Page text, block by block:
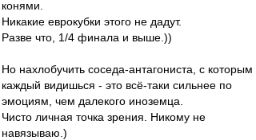
конями.
Никакие еврокубки этого не дадут.
Разве что, 1/4 финала и выше.))
Но нахлобучить соседа-антагониста, с которым
каждый видишься - это всё-таки сильнее по
эмоциям, чем далекого иноземца.
Чисто личная точка зрения. Никому не
навязываю.)